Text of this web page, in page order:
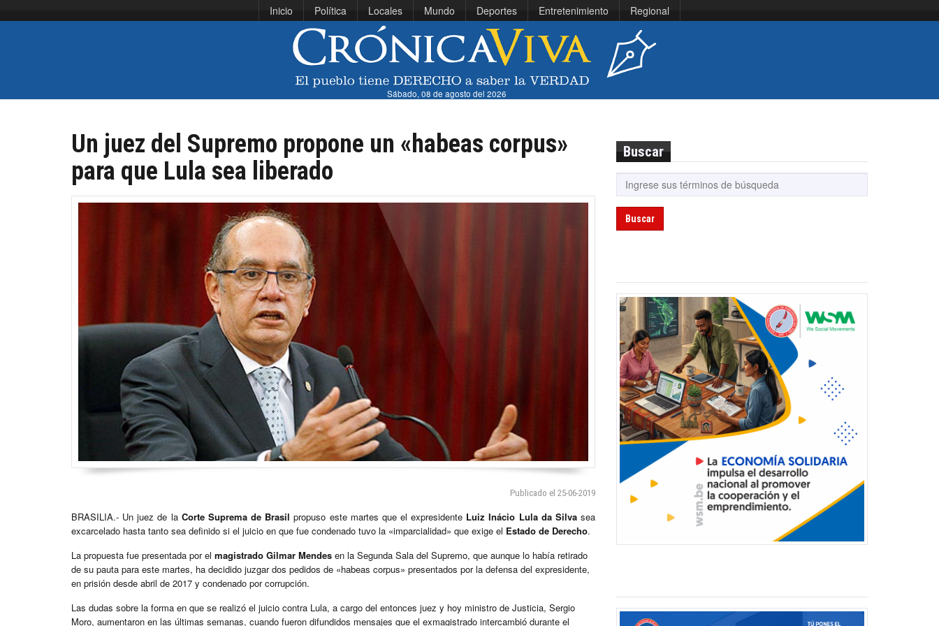
Inicio Política Locales Mundo Deportes Entretenimiento Regional
Sábado, 08 de agosto del 2026
Un juez del Supremo propone un «habeas corpus»
para que Lula sea liberado
Publicado el 25-06-2019
BRASILIA.- Un juez de la Corte Suprema de Brasil propuso este martes que el expresidente Luiz Inácio Lula da Silvasea
excarcelado hasta tanto sea definido si el juicio en que fue condenado tuvo la «imparcialidad» que exige el Estado de Derecho.
La propuesta fue presentada por el magistrado Gilmar Mendes en la Segunda Sala del Supremo, que aunque lo había retirado
de su pauta para este martes, ha decidido juzgar dos pedidos de «habeas corpus» presentados por la defensa del expresidente,
en prisión desde abril de 2017 y condenado por corrupción.
Las dudas sobre la forma en que se realizó el juicio contra Lula, a cargo del entonces juez y hoy ministro de Justicia, Sergio
Moro, aumentaron en las últimas semanas, cuando fueron difundidos mensajes que el exmagistrado intercambió durante el
Buscar
Buscar